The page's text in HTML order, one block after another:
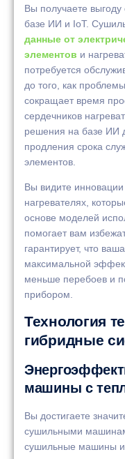
Вы получаете выгоду
базе ИИ и IoT.
данные от
элементов и
потребуется
до того, как
сокращает время
сердечников
решения на базе ИИ
продления срока
элементов.
Вы видите
нагревателях,
основе моделей
помогает вам
гарантирует, что
максимальной
меньше перебоев и
прибором.
Технология
гибридные
машины с
Вы достигаете
сушильными
сушильные машины